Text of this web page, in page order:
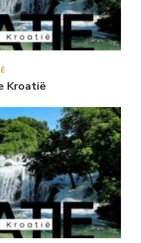
Kroatië